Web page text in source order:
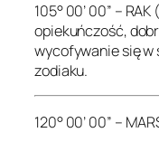
105° 00’ 00” –
opiekuńczość,
wycofywanie się
zodiaku.
120° 00’ 00” –